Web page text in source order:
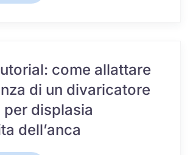
come allattare
di un divaricatore
per displasia
dell’anca